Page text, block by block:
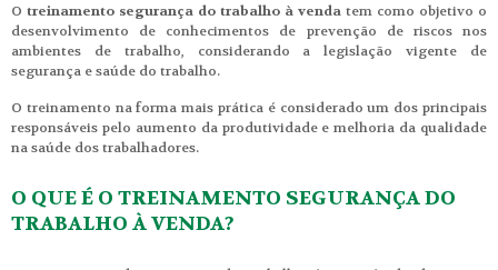
O treinamento segurança do trabalho à venda tem como objetivo o
desenvolvimento de conhecimentos de prevenção de riscos nos
ambientes de trabalho, considerando a legislação vigente de
segurança e saúde do trabalho.
O treinamento na forma mais prática é considerado um dos principais
responsáveis pelo aumento da produtividade e melhoria da qualidade
na saúde dos trabalhadores.
O QUE É O TREINAMENTO SEGURANÇA DO
TRABALHO À VENDA?